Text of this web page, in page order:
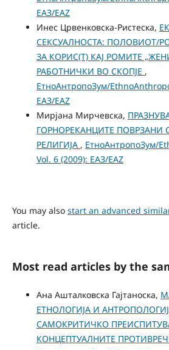
ЕАЗ/EAZ
Инес Црвенковска-Ристеска,
СЕКСУАЛНОСТА: ПОЛОВИОТ/
ЗА КОРИС(Т) КАЈ РОМИТЕ
РАБОТНИЧКИ ВО СКОПЈЕ ,
ЕтноАнтропоЗум/
ЕАЗ/EAZ
Мирјана Мирчевска,
ГОРНОРЕКАНЦИТЕ ПОВРЗАНИ
РЕЛИГИЈА , ЕтноАнтропоЗум/
Vol. 6 (2009): ЕАЗ/EAZ
You may also start an advanced
article.
Most read articles by the
Ана Ашталковска Гајтаноска,
ЕТНОЛОГИЈА И
САМОКРИТИЧКО
КОНЦЕПТУАЛНИТЕ